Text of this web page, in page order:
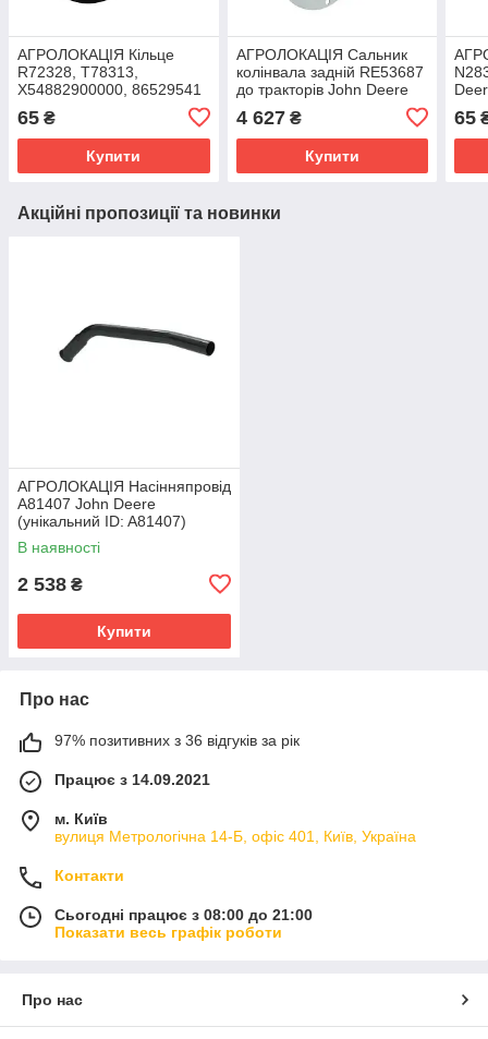
АГРОЛОКАЦІЯ Кільце
R72328, T78313,
X54882900000, 86529541
(унікальний ID: R72328)
65 ₴
Купити
АГРОЛОКАЦІЯ Сальник
колінвала задній RE53687
до тракторів John Deere
9220, 9320, 9420,
4 627₴
Купити
65
Акційні пропозиції та новинки
АГРОЛОКАЦІЯ Насінняпровід
A81407 John Deere
(унікальний ID: A81407)
В наявності
2 538 ₴
Купити
Про нас
97% позитивних з 36 відгуків за рік
Працює з 14.09.2021
м. Київ
вулиця Метрологічна 14-Б, офіс 401, Київ, Україна
Контакти
Сьогодні працює з 08:00 до 21:00
Показати весь графік роботи
Про нас